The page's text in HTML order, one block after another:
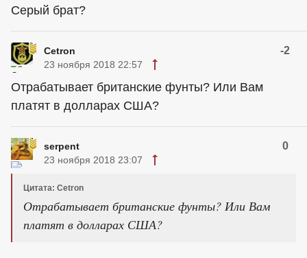
Серый брат?
Cetron -2
23 ноября 2018 22:57
Отрабатывает британские фунты? Или Вам
платят в долларах США?
serpent 0
23 ноября 2018 23:07
Цитата: Cetron
Отрабатывает британские фунты? Или Вам
платят в долларах США?